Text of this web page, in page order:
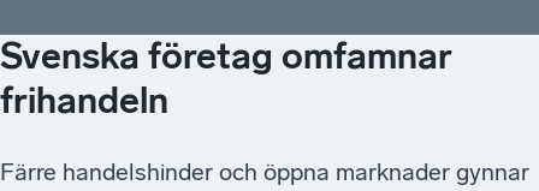
Svenska företag omfamnar
frihandeln
Färre handelshinder och öppna marknader gynnar